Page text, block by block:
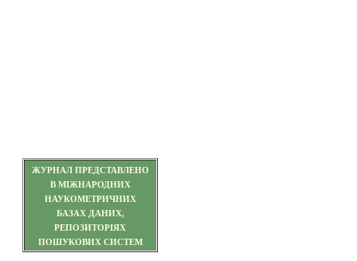
ЖУРНАЛ ПРЕДСТАВЛЕНО
В МІЖНАРОДНИХ
НАУКОМЕТРИЧНИХ
БАЗАХ ДАНИХ,
РЕПОЗИТОРІЯХ
ПОШУКОВИХ СИСТЕМ